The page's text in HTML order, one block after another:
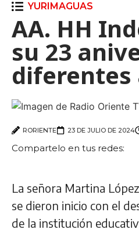
YURIMAGUAS
AA. HH
su 23
diferentes
RORIENTE 23 DE JULIO DE 2024
Compartelo en tus redes:
La señora Martina
se dieron inicio con el
de la institución